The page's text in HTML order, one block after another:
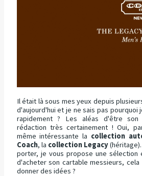
Il était là sous mes yeux depuis
d'aujourd'hui et je ne sais pas pourquoi
rapidement ? Les aléas d'être
rédaction très certainement ! Oui,
même intéressante la collection
Coach, la collection Legacy
porter, je vous propose une sélection
d'acheter son cartable messieurs,
donner des idées ?